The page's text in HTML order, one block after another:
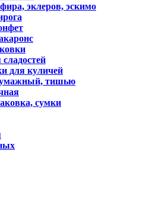
эклеров, эскимо
для куличей
тишью
сумки